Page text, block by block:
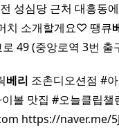
성심당 근처 대흥동
치 소개할게요♡ 땡큐
로 49 (중앙로역 3번 출
베리 조촌디오션점 #
볼 맛집 #오늘클립챌
https://naver.me/